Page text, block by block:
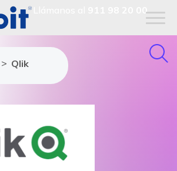
911 98 20 00
de proveedores
Qlik